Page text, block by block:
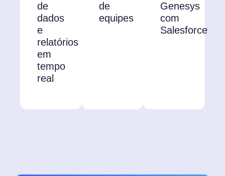
de
dados
e
relatórios
em
tempo
real
de
equipes
Genesys
com
Salesforce